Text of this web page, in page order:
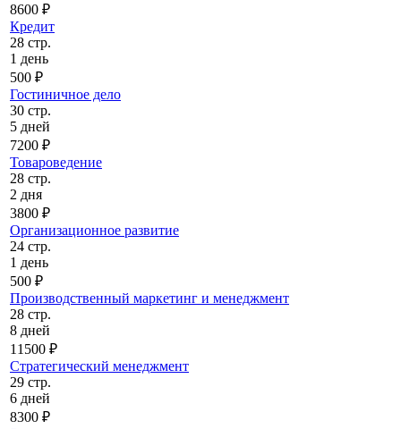
8600 ₽
Кредит
28 стр.
1 день
500 ₽
Гостиничное дело
30 стр.
5 дней
7200 ₽
Товароведение
28 стр.
2 дня
3800 ₽
Организационное развитие
24 стр.
1 день
500 ₽
Производственный маркетинг и менеджмент
28 стр.
8 дней
11500 ₽
Стратегический менеджмент
29 стр.
6 дней
8300 ₽